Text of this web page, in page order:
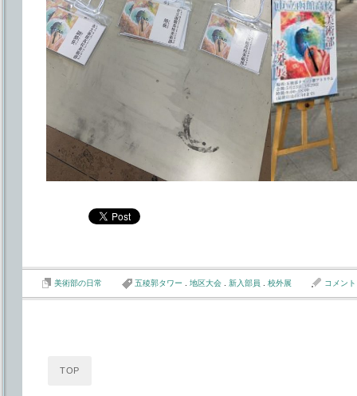
美術部の日常 五稜郭タワー 地区大会 新入部員 校外展 コメン
TOP